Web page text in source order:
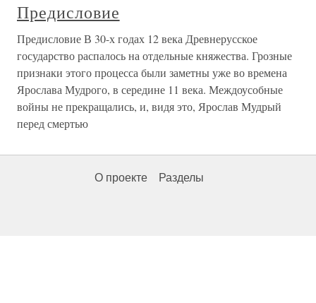
Предисловие
Предисловие В 30-х годах 12 века Древнерусское
государство распалось на отдельные княжества. Грозные
признаки этого процесса были заметны уже во времена
Ярослава Мудрого, в середине 11 века. Междоусобные
войны не прекращались, и, видя это, Ярослав Мудрый
перед смертью
О проекте Разделы